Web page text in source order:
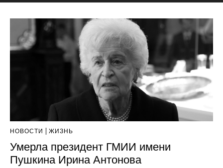
НОВОСТИ ЖИЗНЬ
Умерла президент ГМИИ имени
Пушкина Ирина Антонова